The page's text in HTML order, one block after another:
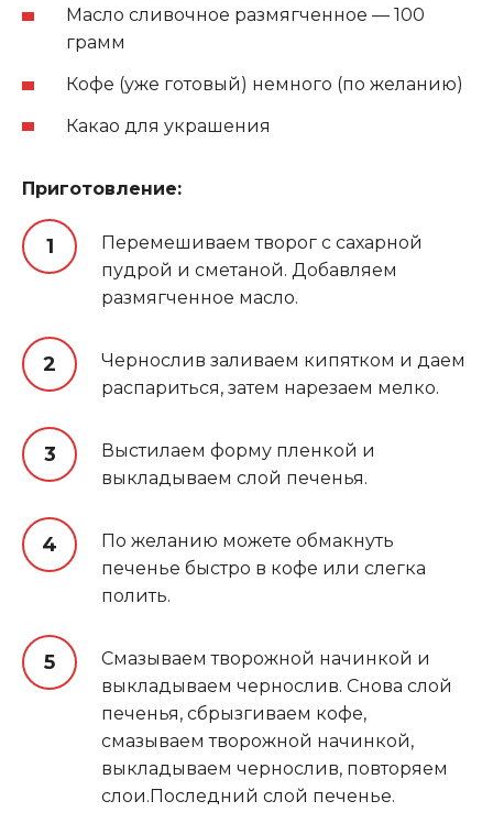
Масло сливочное размягченное — 100
грамм
Кофе (уже готовый) немного (по желанию)
Какао для украшения
Приготовление:
Перемешиваем творог с сахарной
пудрой и сметаной. Добавляем
размягченное масло.
Чернослив заливаем кипятком и даем
распариться, затем нарезаем мелко.
Выстилаем форму пленкой и
выкладываем слой печенья.
По желанию можете обмакнуть
печенье быстро в кофе или слегка
полить.
Смазываем творожной начинкой и
выкладываем чернослив. Снова слой
печенья, сбрызгиваем кофе,
смазываем творожной начинкой,
выкладываем чернослив, повторяем
слои.Последний слой печенье.